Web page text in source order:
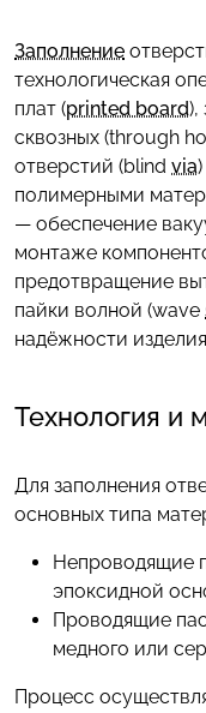
Заполнение
технологическая
плат (printed board),
сквозных (through
отверстий (blind via
полимерными
— обеспечение
монтаже
предотвращение
пайки волной (wave
надёжности
Технология и
Для заполнения
основных типа
Непроводящие
эпоксидной
Проводящие
медного или
Процесс